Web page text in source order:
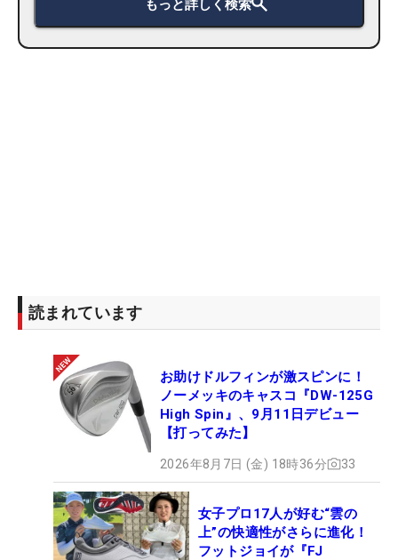
もっと詳しく検索
読まれています
お助けドルフィンが激スピンに！
ノーメッキのキャスコ『DW-125G
High Spin』、9月11日デビュー
【打ってみた】
2026年8月7日 (金) 18時36分 33
女子プロ17人が好む“雲の
上”の快適性がさらに進化！
フットジョイが『FJ